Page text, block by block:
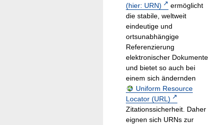
(hier: URN)
ermöglicht
die stabile, weltweit
eindeutige und
ortsunabhängige
Referenzierung
elektronischer Dokumente
und bietet so auch bei
einem sich ändernden
Uniform Resource
Locator (URL)
Zitationssicherheit. Daher
eignen sich URNs zur